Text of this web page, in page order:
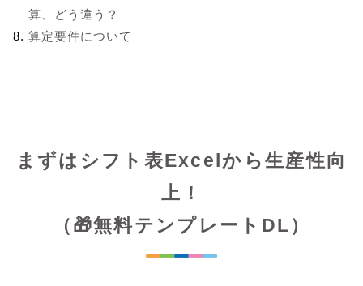
算、どう違う？
算定要件について
まずはシフト表Excelから生産性向
上！
（🎁無料テンプレートDL）